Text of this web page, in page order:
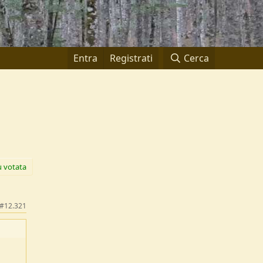
Entra Registrati Cerca
votata
#12.321